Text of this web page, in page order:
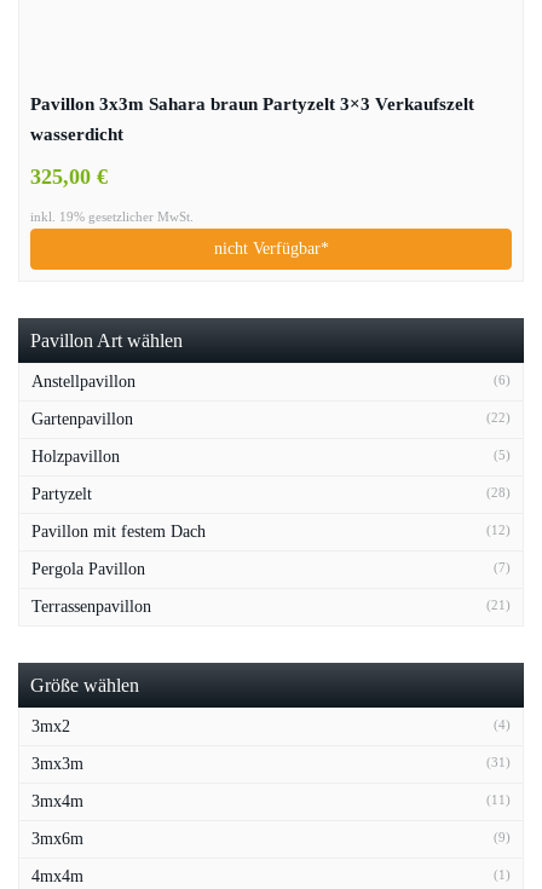
Pavillon 3x3m Sahara braun Partyzelt 3×3 Verkaufszelt
wasserdicht
325,00 €
inkl. 19% gesetzlicher MwSt.
nicht Verfügbar*
Pavillon Art wählen
Anstellpavillon (6)
Gartenpavillon (22)
Holzpavillon (5)
Partyzelt (28)
Pavillon mit festem Dach (12)
Pergola Pavillon (7)
Terrassenpavillon (21)
Größe wählen
3mx2 (4)
3mx3m (31)
3mx4m (11)
3mx6m (9)
4mx4m (1)